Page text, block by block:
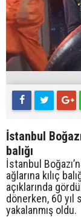
İstanbul
balığı
İstanbul
ağlarına kılıç
açıklarında
dönerken, 60 yıl
yakalanmış oldu.